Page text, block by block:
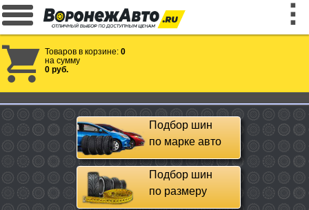
Товаров в корзине: 0
на сумму
0 руб.
Подбор шин
по марке авто
Подбор шин
по размеру